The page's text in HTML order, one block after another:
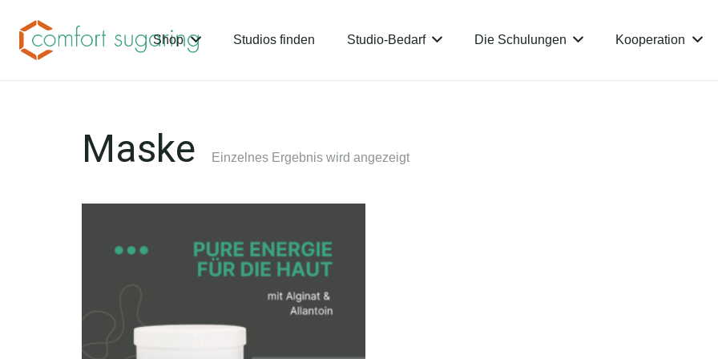
Shop Studios finden Studio-Bedarf Die Schulungen Kooperation
Maske Einzelnes Ergebnis wird angezeigt